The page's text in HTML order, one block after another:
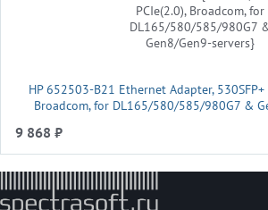
HP 652503-B21 Ethernet Adapter, 530SFP+
Broadcom, for DL165/580/585/980G7 &
9 868 ₽